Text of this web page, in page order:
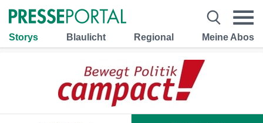
Storys Blaulicht Regional Meine Abos